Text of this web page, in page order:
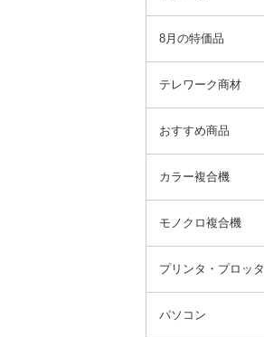
8月の特価品
テレワーク商材
おすすめ商品
カラー複合機
モノクロ複合機
プリンタ・プロッタ
パソコン